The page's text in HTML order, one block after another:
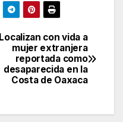
Localizan con vida a
mujer extranjera
reportada como
desaparecida en la
Costa de Oaxaca